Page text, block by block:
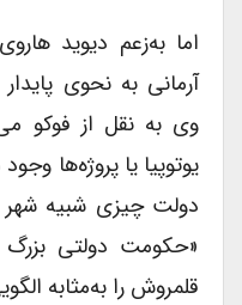
آرمانی به نحوی
وی به نقل از فوکو
یوتوپیا یا پروژه‌ها
دولت چیزی شبیه شهر
«حکومت دولتی بزرگ
قلمروش را به‌مثابه